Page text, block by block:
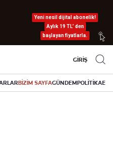
Yeni nesil dijital abonelik!
Aylık 19 TL’ den
başlayan fiyatlarla.
GİRİŞ
BİZİM SAYFAGÜNDEMPOLİTİKA